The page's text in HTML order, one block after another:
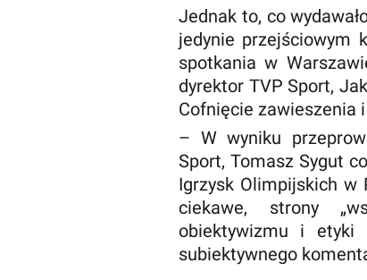
Jednak to, co
jedynie przejściowym
spotkania w
dyrektor TVP Sport,
Cofnięcie zawieszenia
– W wyniku
Sport, Tomasz Sygut
Igrzysk Olimpijskich w
ciekawe, strony
obiektywizmu i etyki
subiektywnego